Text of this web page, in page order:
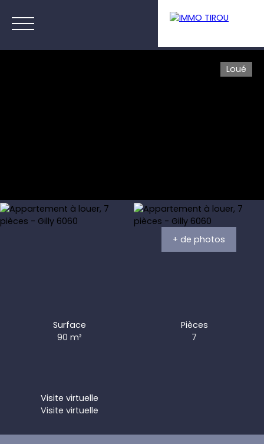
Loué
+ de photos
Surface
90m²
Pièces
7
Visite virtuelle
Visite virtuelle